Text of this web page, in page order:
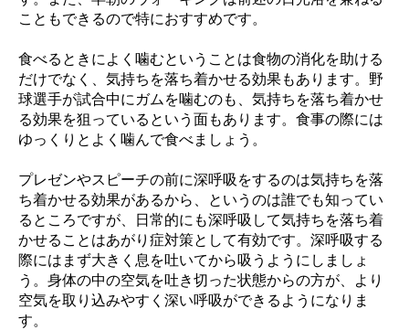
こともできるので特におすすめです。
食べるときによく噛むということは食物の消化を助ける
だけでなく、気持ちを落ち着かせる効果もあります。野
球選手が試合中にガムを噛むのも、気持ちを落ち着かせ
る効果を狙っているという面もあります。食事の際には
ゆっくりとよく噛んで食べましょう。
プレゼンやスピーチの前に深呼吸をするのは気持ちを落
ち着かせる効果があるから、というのは誰でも知ってい
るところですが、日常的にも深呼吸して気持ちを落ち着
かせることはあがり症対策として有効です。深呼吸する
際にはまず大きく息を吐いてから吸うようにしましょ
う。身体の中の空気を吐き切った状態からの方が、より
空気を取り込みやすく深い呼吸ができるようになりま
す。